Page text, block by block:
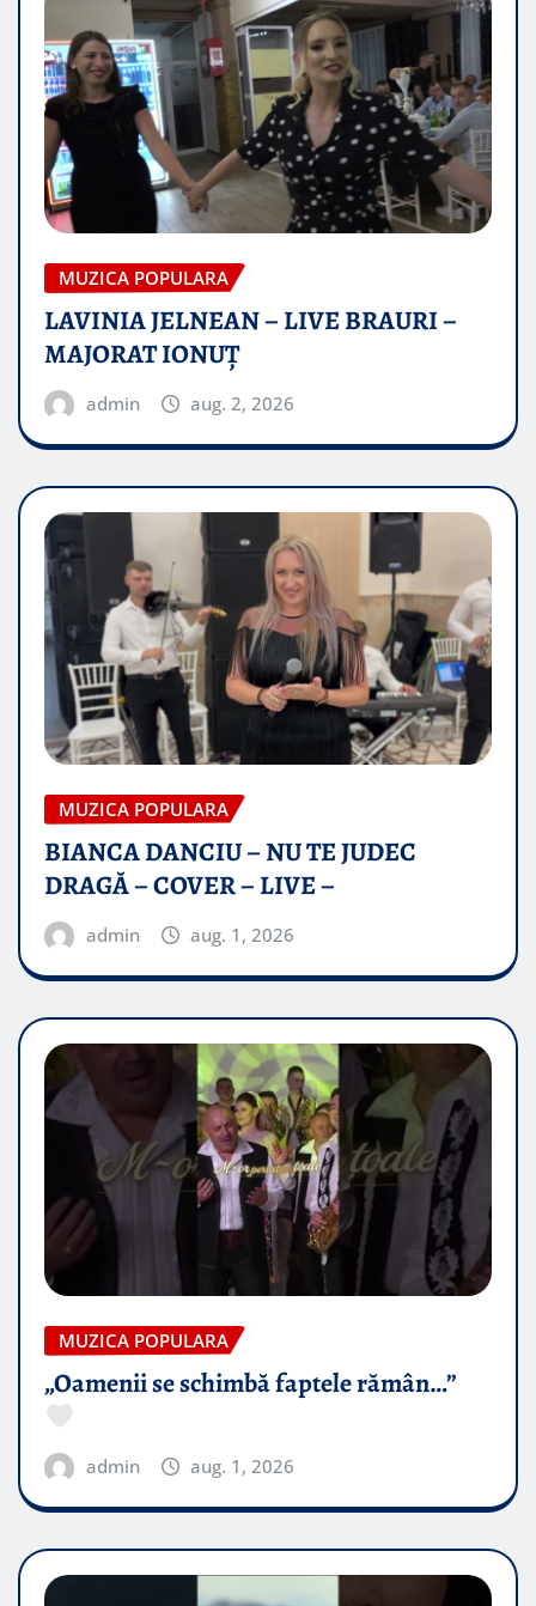
MUZICA POPULARA
LAVINIA JELNEAN – LIVE BRAURI –
MAJORAT IONUŢ
admin aug. 2, 2026
MUZICA POPULARA
BIANCA DANCIU – NU TE JUDEC
DRAGĂ – COVER – LIVE –
admin aug. 1, 2026
MUZICA POPULARA
„Oamenii se schimbă faptele rămân…”
admin aug. 1, 2026